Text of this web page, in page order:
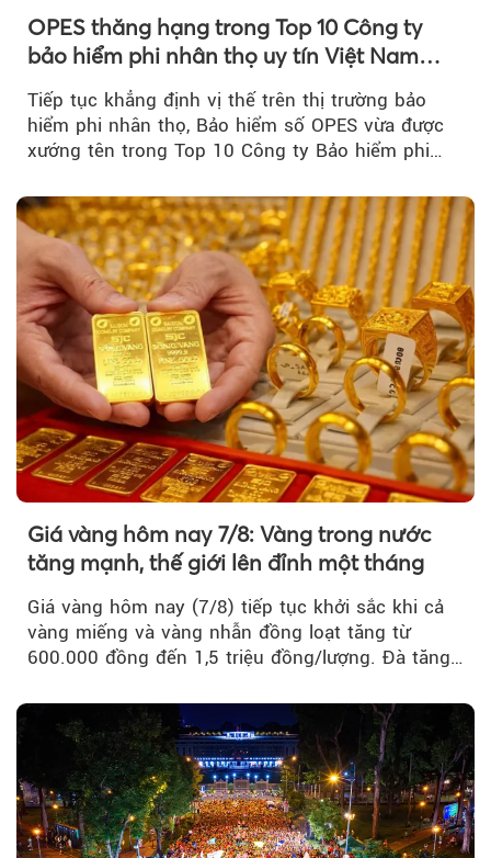
OPES thăng hạng trong Top 10 Công ty
bảo hiểm phi nhân thọ uy tín Việt Nam
Tiếp tục khẳng định vị thế trên thị trường bảo
hiểm phi nhân thọ, Bảo hiểm số OPES vừa được
xướng tên trong Top 10 Công ty Bảo hiểm phi
Giá vàng hôm nay 7/8: Vàng trong nước
tăng mạnh, thế giới lên đỉnh một tháng
Giá vàng hôm nay (7/8) tiếp tục khởi sắc khi cả
vàng miếng và vàng nhẫn đồng loạt tăng từ
600.000 đồng đến 1,5 triệu đồng/lượng. Đà tăng
vàng thế giới bứt phá lên mức cao nhất trong
một tháng.